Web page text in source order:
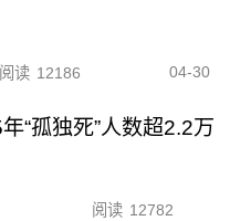
阅读 12186 04-30
“孤独死”人数超2.2万
阅读 12782